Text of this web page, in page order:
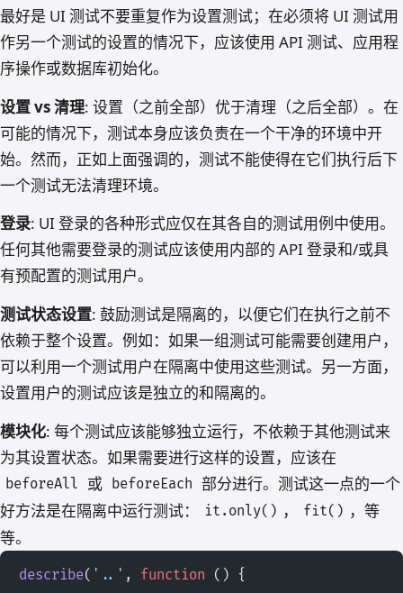
最好是 UI 测试不要重复作为设置测试；在必须将 UI 测试用
作另一个测试的设置的情况下，应该使用 API 测试、应用程
序操作或数据库初始化。
设置 vs 清理: 设置（之前全部）优于清理（之后全部）。在
可能的情况下，测试本身应该负责在一个干净的环境中开
始。然而，正如上面强调的，测试不能使得在它们执行后下
一个测试无法清理环境。
登录: UI 登录的各种形式应仅在其各自的测试用例中使用。
任何其他需要登录的测试应该使用内部的 API 登录和/或具
有预配置的测试用户。
测试状态设置: 鼓励测试是隔离的，以便它们在执行之前不
依赖于整个设置。例如：如果一组测试可能需要创建用户，
可以利用一个测试用户在隔离中使用这些测试。另一方面，
设置用户的测试应该是独立的和隔离的。
模块化: 每个测试应该能够独立运行，不依赖于其他测试来
为其设置状态。如果需要进行这样的设置，应该在
beforeAll 或 beforeEach 部分进行。测试这一点的一个
好方法是在隔离中运行测试：
it.only() ， fit() ，等
等。
describe( '..' , function () {